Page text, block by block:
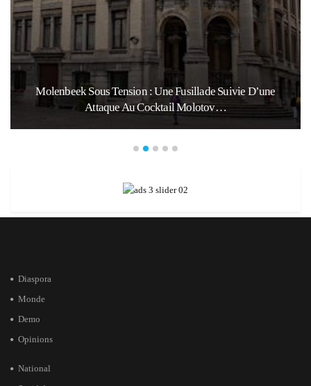
Molenbeek Sous Tension : Une Fusillade Suivie D’une
Attaque Au Cocktail Molotov…
Diaspora
Monde
Demo
Opinions
National